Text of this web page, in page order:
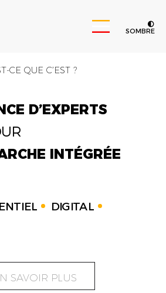
SOMBRE
CE QUE C’EST ?
D’EXPERTS
INTÉGRÉE
DIGITAL
SAVOIR PLUS